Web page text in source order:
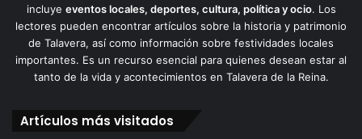
incluye eventos locales, deportes, cultura, política y ocio. Los
lectores pueden encontrar artículos sobre la historia y patrimonio
de Talavera, así como información sobre festividades locales
importantes. Es un recurso esencial para quienes desean estar al
tanto de la vida y acontecimientos en Talavera de la Reina.
Artículos más visitados